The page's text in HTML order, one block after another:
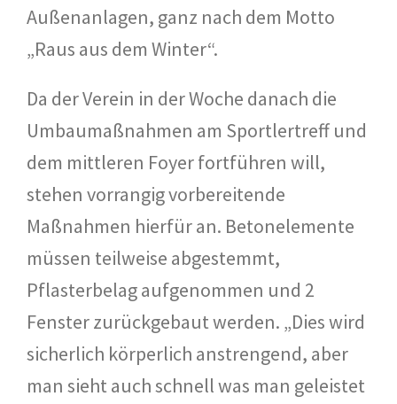
Außenanlagen, ganz nach dem Motto
„Raus aus dem Winter“.
Da der Verein in der Woche danach die
Umbaumaßnahmen am Sportlertreff und
dem mittleren Foyer fortführen will,
stehen vorrangig vorbereitende
Maßnahmen hierfür an. Betonelemente
müssen teilweise abgestemmt,
Pflasterbelag aufgenommen und 2
Fenster zurückgebaut werden. „Dies wird
sicherlich körperlich anstrengend, aber
man sieht auch schnell was man geleistet